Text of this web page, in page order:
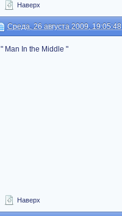
Наверх
Среда, 26 августа 2009, 19:05:48
" Man In the Middle "
Наверх